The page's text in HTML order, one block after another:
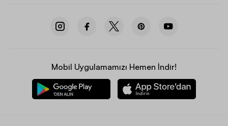
Mobil Uygulamamızı Hemen İndir!